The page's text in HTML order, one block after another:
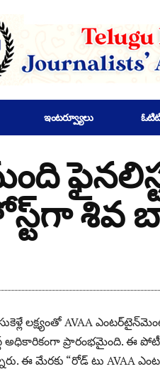
ఇంటర్వ్యూలు
లక్ష్యంతో AVAA
అధికారికంగా ప్రారంభమైంది. ఈ
ఈ మేరకు “రోడ్ టు AVAA